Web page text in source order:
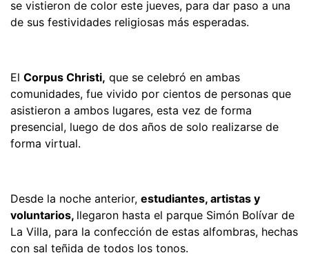
se vistieron de color este jueves, para dar paso a una
de sus festividades religiosas más esperadas.
El Corpus Christi, que se celebró en ambas
comunidades, fue vivido por cientos de personas que
asistieron a ambos lugares, esta vez de forma
presencial, luego de dos años de solo realizarse de
forma virtual.
Desde la noche anterior, estudiantes, artistas y
voluntarios, llegaron hasta el parque Simón Bolívar de
La Villa, para la confección de estas alfombras, hechas
con sal teñida de todos los tonos.